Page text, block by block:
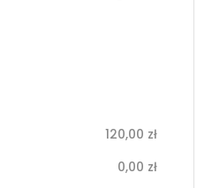
120,00 zł
0,00 zł